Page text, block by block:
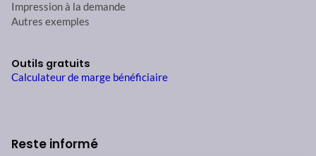
Impression à la demande
Autres exemples
Outils gratuits
Calculateur de marge bénéficiaire
Reste informé